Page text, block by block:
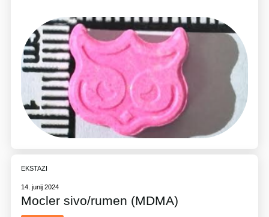
EKSTAZI
14. junij 2024
Mocler sivo/rumen (MDMA)